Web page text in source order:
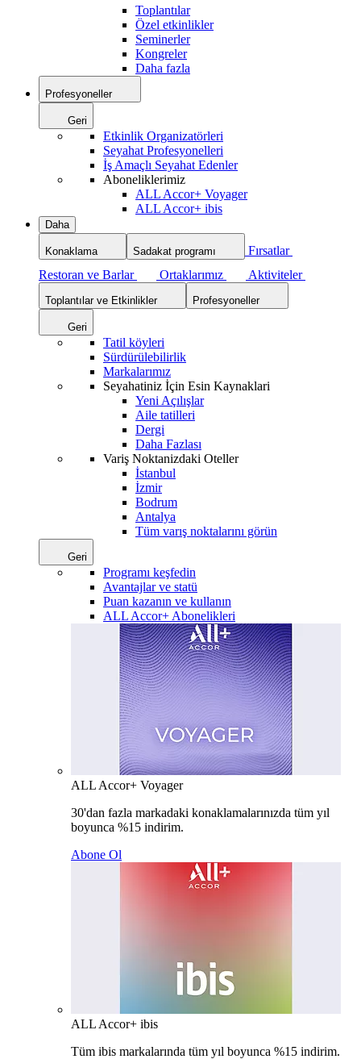
Toplantılar
Özel etkinlikler
Seminerler
Kongreler
Daha fazla
Profesyoneller
Geri
Etkinlik Organizatörleri
Seyahat Profesyonelleri
İş Amaçlı Seyahat Edenler
Aboneliklerimiz
ALL Accor+ Voyager
ALL Accor+ ibis
Daha
Konaklama Sadakat programı
Fırsatlar
Restoran ve Barlar
Ortaklarımız Aktiviteler
Toplantılar ve Etkinlikler Profesyoneller
Geri
Tatil köyleri
Sürdürülebilirlik
Markalarımız
Seyahatiniz İçin Esin Kaynaklari
Yeni Açılışlar
Aile tatilleri
Dergi
Daha Fazlası
Variş Noktanizdaki Oteller
İstanbul
İzmir
Bodrum
Antalya
Tüm varış noktalarını görün
Geri
Programı keşfedin
Avantajlar ve statü
Puan kazanın ve kullanın
ALL Accor+ Abonelikleri
ALL Accor+ Voyager
30'dan fazla markadaki konaklamalarınızda tüm yıl
boyunca %15 indirim.
Abone Ol
ALL Accor+ ibis
Tüm ibis markalarında tüm yıl boyunca %15 indirim.